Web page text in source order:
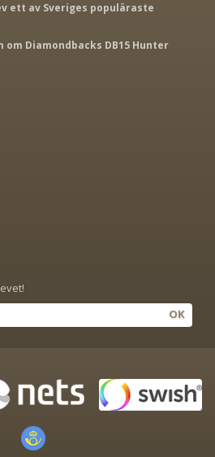
ett av Sveriges populäraste
Diamondbacks DB15 Hunter
OK